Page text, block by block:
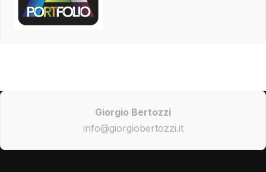
Giorgio Bertozzi
info@giorgiobertozzi.it